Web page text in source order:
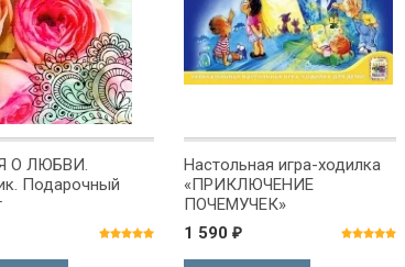
О ЛЮБВИ.
Подарочный
Настольная игра-ходилка
«ПРИКЛЮЧЕНИЕ
ПОЧЕМУЧЕК»
1 590 ₽